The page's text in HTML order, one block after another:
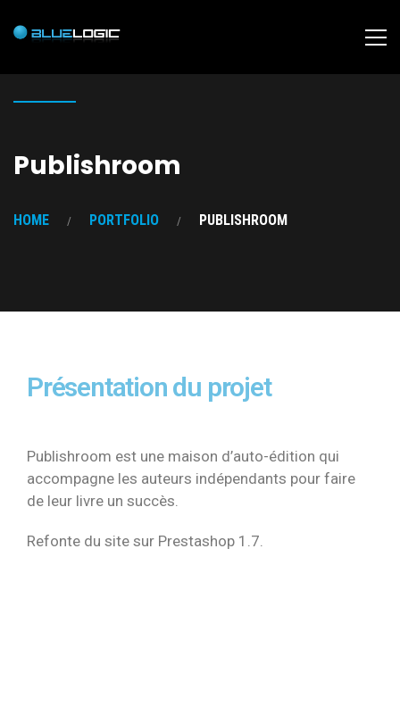
Publishroom
HOME PORTFOLIO PUBLISHROOM
Présentation du projet
Publishroom est une maison d’auto-édition qui
accompagne les auteurs indépendants pour faire
de leur livre un succès.
Refonte du site sur Prestashop 1.7.